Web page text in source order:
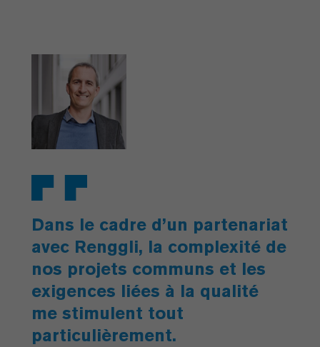
Dans le cadre d’un partenariat
avec Renggli, la complexité de
nos projets communs et les
exigences liées à la qualité
me stimulent tout
particulièrement.